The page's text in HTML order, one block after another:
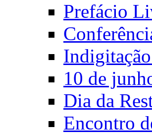
Prefácio
10 de
Dia da
Encontro